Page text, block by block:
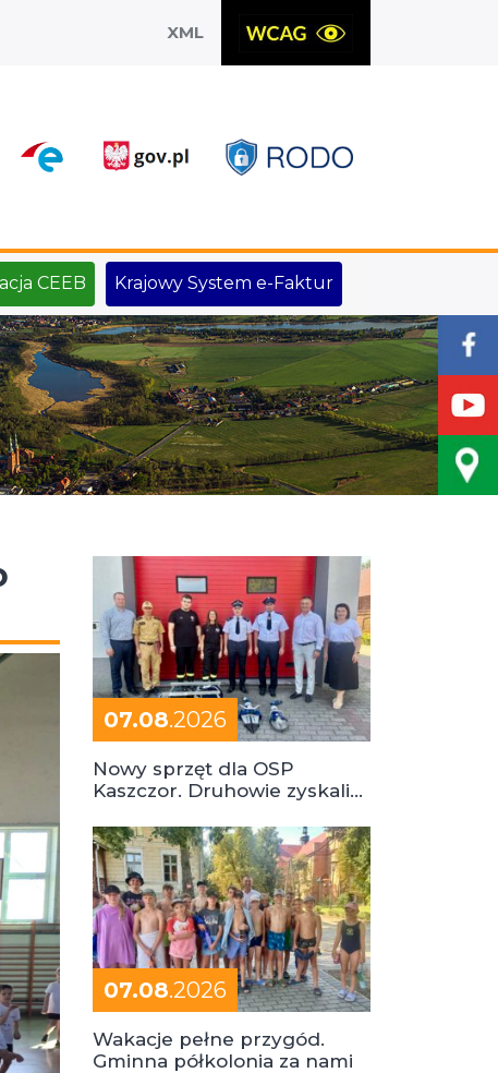
XML
CEEB Krajowy System e-Faktur
07.08.2026
Nowy sprzęt dla OSP
Kaszczor. Druhowie zyskali
07.08.2026
Wakacje pełne przygód.
Gminna półkolonia za nami